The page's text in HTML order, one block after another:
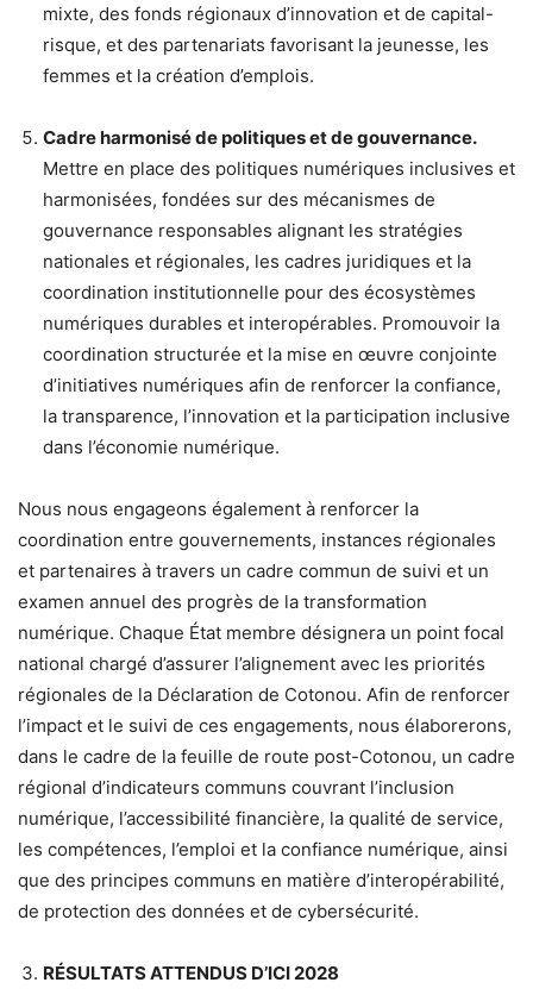
mixte, des fonds régionaux d’innovation et de capital-
risque, et des partenariats favorisant la jeunesse, les
femmes et la création d’emplois.
Cadre harmonisé de politiques et de gouvernance.
Mettre en place des politiques numériques inclusives et
harmonisées, fondées sur des mécanismes de
gouvernance responsables alignant les stratégies
nationales et régionales, les cadres juridiques et la
coordination institutionnelle pour des écosystèmes
numériques durables et interopérables. Promouvoir la
coordination structurée et la mise en œuvre conjointe
d’initiatives numériques afin de renforcer la confiance,
la transparence, l’innovation et la participation inclusive
dans l’économie numérique.
Nous nous engageons également à renforcer la
coordination entre gouvernements, instances régionales
et partenaires à travers un cadre commun de suivi et un
examen annuel des progrès de la transformation
numérique. Chaque État membre désignera un point focal
national chargé d’assurer l’alignement avec les priorités
régionales de la Déclaration de Cotonou. Afin de renforcer
l’impact et le suivi de ces engagements, nous élaborerons,
dans le cadre de la feuille de route post-Cotonou, un cadre
régional d’indicateurs communs couvrant l’inclusion
numérique, l’accessibilité financière, la qualité de service,
les compétences, l’emploi et la confiance numérique, ainsi
que des principes communs en matière d’interopérabilité,
de protection des données et de cybersécurité.
RÉSULTATS ATTENDUS D’ICI 2028